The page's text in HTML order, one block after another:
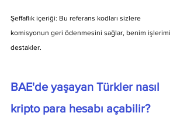
Şeffaflık içeriği: Bu referans kodları sizlere
komisyonun geri ödenmesini sağlar, benim işlerimi
destakler.
BAE'de yaşayan Türkler nasıl
kripto para hesabı açabilir?